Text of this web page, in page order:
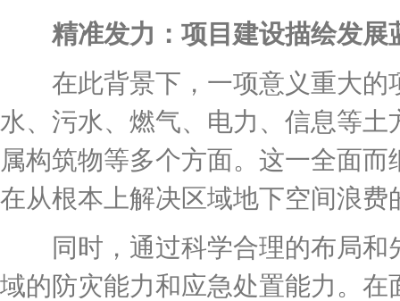
精准发力：项目建设描绘发展
在此背景下，一项意义重大的
水、污水、燃气、电力、信息等
属构筑物等多个方面。这一全面
在从根本上解决区域地下空间浪
同时，通过科学合理的布局和
域的防灾能力和应急处置能力。